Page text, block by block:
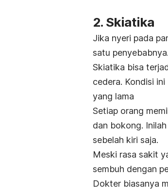
2. Skiatika
Jika nyeri pada
satu penyebabnya.
Skiatika bisa
cedera. Kondisi
yang lama
Setiap orang
dan bokong.
sebelah kiri saja.
Meski rasa sakit
sembuh dengan
Dokter biasanya